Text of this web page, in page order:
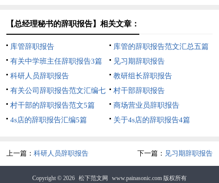
【总经理秘书的辞职报告】相关文章：
库管辞职报告
库管的辞职报告范文汇总五篇
有关中学班主任辞职报告3篇
见习期辞职报告
科研人员辞职报告
教研组长辞职报告
有关公司辞职报告范文汇编七
篇
村干部辞职报告
村干部的辞职报告范文5篇
商场营业员辞职报告
4s店的辞职报告汇编5篇
关于4s店的辞职报告4篇
上一篇：科研人员辞职报告 下一篇： 见习期辞职报告
Copyright © 2026 松下范文网 www.painasonic.com 版权所有